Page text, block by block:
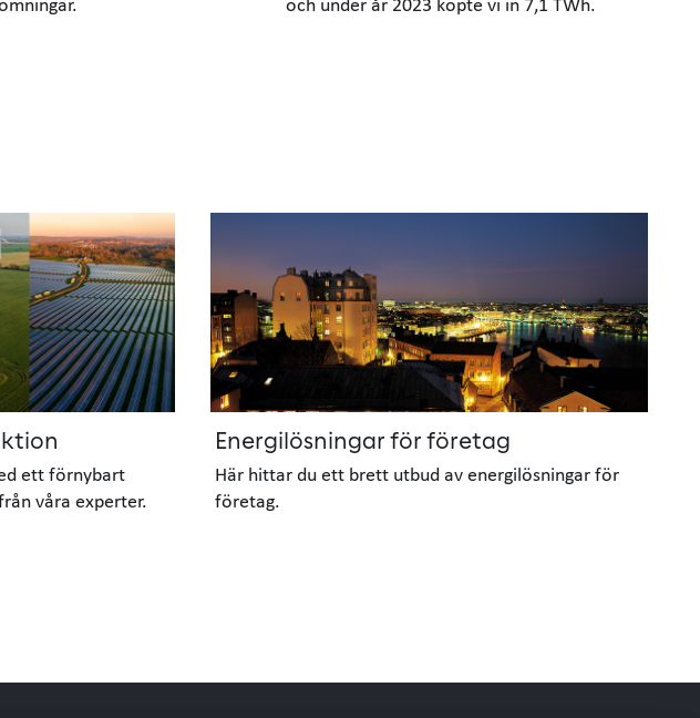
ett förnybart
våra experter.
Energilösningar för företag
Här hittar du ett brett utbud av energilösningar för
företag.